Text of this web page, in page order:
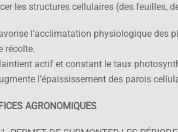
les structures cellulaires (des feuilles,
l’acclimatation physiologique des
récolte.
actif et constant le taux
l’épaississement des parois
AGRONOMIQUES